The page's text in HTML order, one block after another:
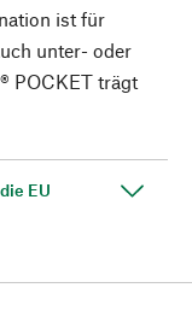
ist für
unter- oder
POCKET trägt
EU